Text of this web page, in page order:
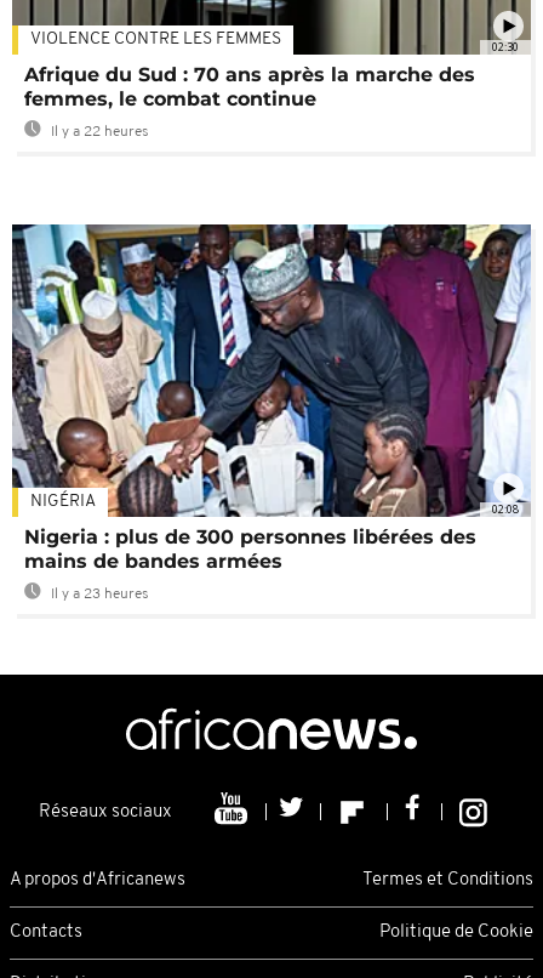
02:30
VIOLENCE CONTRE LES FEMMES
Afrique du Sud : 70 ans après la marche des
femmes, le combat continue
Il y a 22 heures
02:08
NIGÉRIA
Nigeria : plus de 300 personnes libérées des
mains de bandes armées
Il y a 23 heures
Réseaux sociaux
A propos d'Africanews Termes et Conditions
Contacts Politique de Cookie